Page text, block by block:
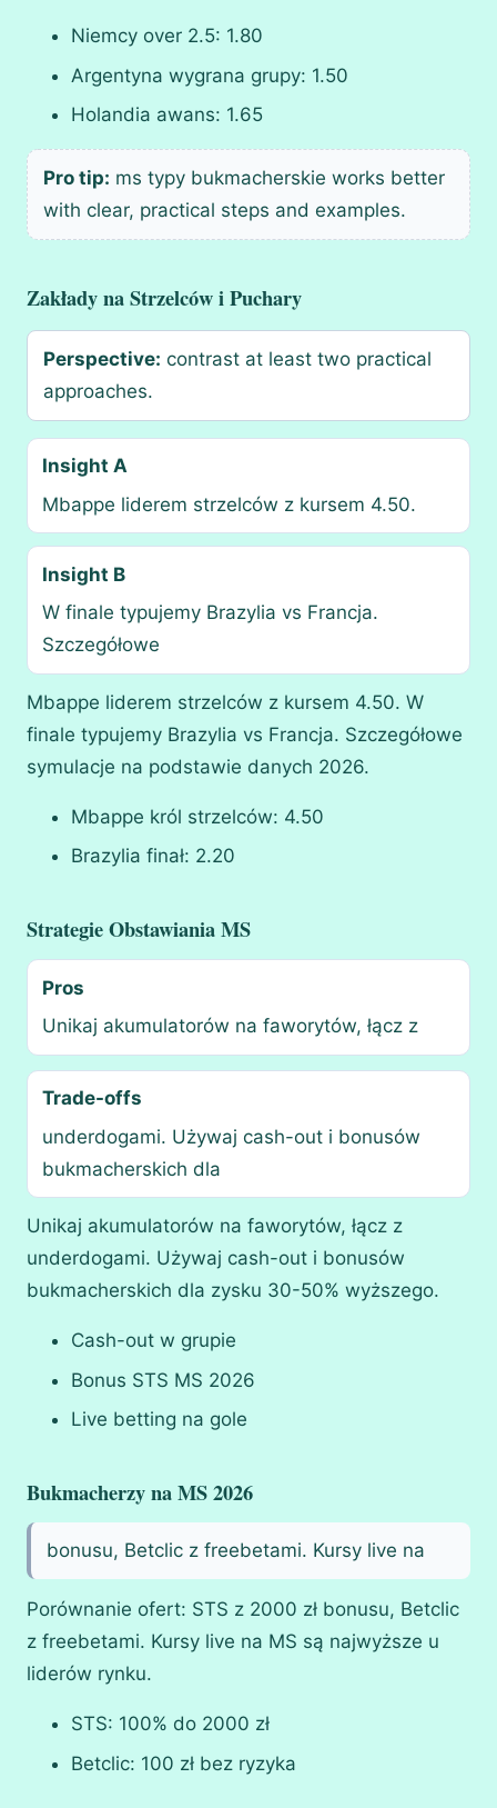
Niemcy over 2.5: 1.80
Argentyna wygrana grupy: 1.50
Holandia awans: 1.65
Pro tip: ms typy bukmacherskie works better
with clear, practical steps and examples.
Zakłady na Strzelców i Puchary
Perspective: contrast at least two practical
approaches.
Insight A
Mbappe liderem strzelców z kursem 4.50.
Insight B
W finale typujemy Brazylia vs Francja.
Szczegółowe
Mbappe liderem strzelców z kursem 4.50. W
finale typujemy Brazylia vs Francja. Szczegółowe
symulacje na podstawie danych 2026.
Mbappe król strzelców: 4.50
Brazylia finał: 2.20
Strategie Obstawiania MS
Pros
Unikaj akumulatorów na faworytów, łącz z
Trade-offs
underdogami. Używaj cash-out i bonusów
bukmacherskich dla
Unikaj akumulatorów na faworytów, łącz z
underdogami. Używaj cash-out i bonusów
bukmacherskich dla zysku 30-50% wyższego.
Cash-out w grupie
Bonus STS MS 2026
Live betting na gole
Bukmacherzy na MS 2026
bonusu, Betclic z freebetami. Kursy live na
Porównanie ofert: STS z 2000 zł bonusu, Betclic
z freebetami. Kursy live na MS są najwyższe u
liderów rynku.
STS: 100% do 2000 zł
Betclic: 100 zł bez ryzyka